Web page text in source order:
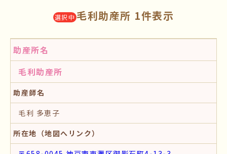
選択中 毛利助産所 1件表示
助産所名
毛利助産所
助産師名
毛利 多恵子
所在地（地図へリンク）